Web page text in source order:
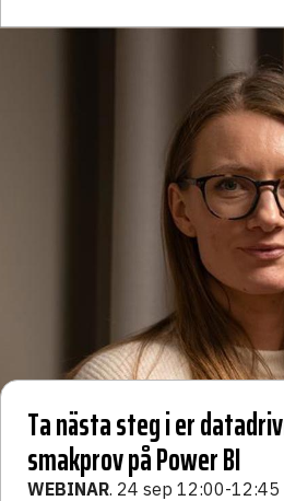
Ta nästa steg i er
smakprov på Power BI
WEBINAR. 24 sep 12:00-12:45